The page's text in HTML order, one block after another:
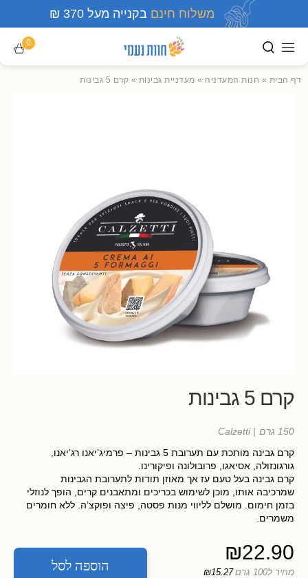
משלוח חינם בקנייה מעל 370 ₪
0
דף הבית » חנות המעדניה » מעדניית גבינות » קרם 5 גבינות
קרם 5 גבינות
150 גרם
| Calzetti
קרם גבינה מותכת עם תערובת 5 גבינות – פרמיג’יאנו רג’יאנו,
גורגונזולה, אסיאגו, פרובולונה ופיקורינו.
קרם גבינה בעל טעם עז אך מאוזן תודות לתערובת הגבינות
שמרכיבה אותו, מוכן לשימוש בכריכים ומתאבנים קרים, הופך לנוזלי
בזמן חימום. מושלם לליווי מנות פסטה, פיצה ופוקצ’ה. ללא חומרים
משמרים.
₪22.90
מחיר ל100 גרם ₪15.27 הוספה לסל